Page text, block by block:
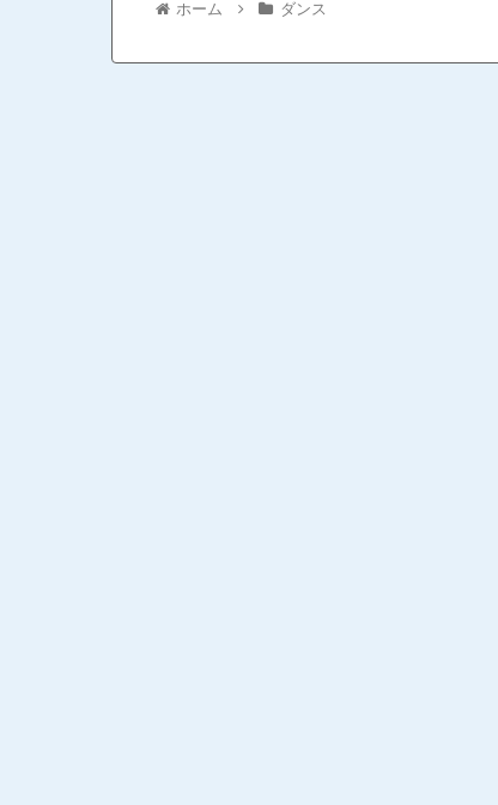
ホーム ダンス